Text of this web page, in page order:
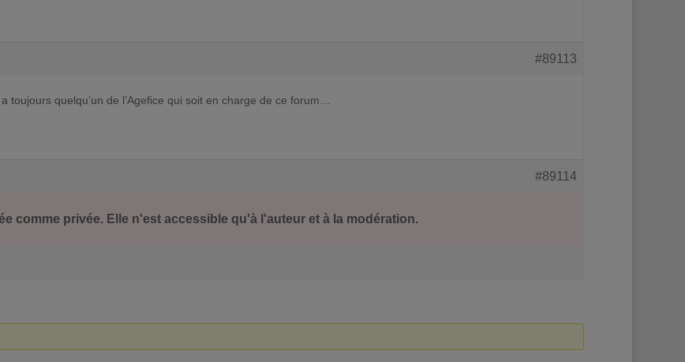
#89113
a toujours quelqu’un de l’Agefice qui soit en charge de ce forum…
#89114
comme privée. Elle n'est accessible qu'à l'auteur et à la modération.